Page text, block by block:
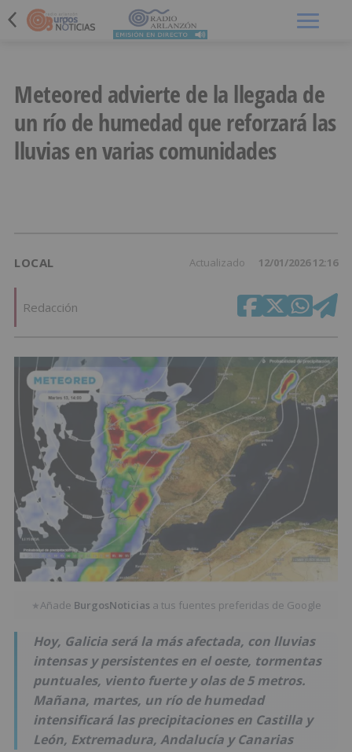
Meteored advierte de la llegada de
un río de humedad que reforzará las
lluvias en varias comunidades
LOCAL Actualizado 12/01/2026 12:16
Redacción
★Añade BurgosNoticias a tus fuentes preferidas de Google
Hoy, Galicia será la más afectada, con lluvias
intensas y persistentes en el oeste, tormentas
puntuales, viento fuerte y olas de 5 metros.
Mañana, martes, un río de humedad
intensificará las precipitaciones en Castilla y
León, Extremadura, Andalucía y Canarias